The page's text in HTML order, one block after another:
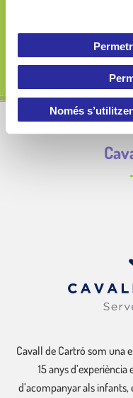
Només
Cavall de Cartró som una
15 anys
d’acompanyar als infants,